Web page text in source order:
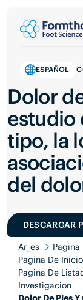
ESPAÑOL
Dolor
estudio
tipo, la
del
DESCARGAR
Ar_es
Pagina
Pagina De
Pagina De
Investigacion